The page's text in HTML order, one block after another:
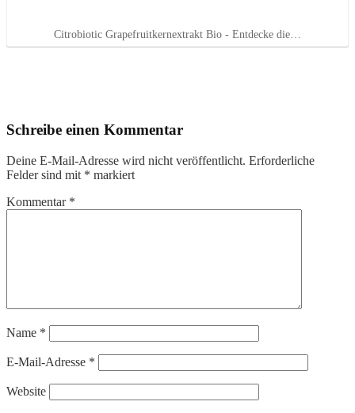
Citrobiotic Grapefruitkernextrakt Bio - Entdecke die…
Schreibe einen Kommentar
Deine E-Mail-Adresse wird nicht veröffentlicht. Erforderliche
Felder sind mit * markiert
Kommentar *
Name *
E-Mail-Adresse *
Website